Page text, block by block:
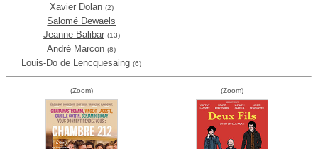
Xavier Dolan (2)
Salomé Dewaels
Jeanne Balibar (13)
André Marcon (8)
Louis-Do de Lencquesaing (6)
(Zoom) (Zoom)